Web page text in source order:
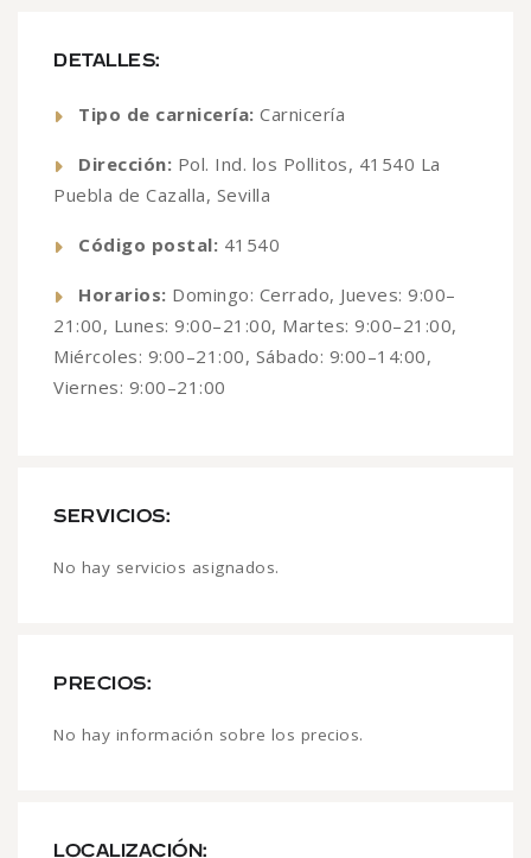
DETALLES:
Tipo de carnicería: Carnicería
Dirección: Pol. Ind. los Pollitos, 41540 La
Puebla de Cazalla, Sevilla
Código postal: 41540
Horarios: Domingo: Cerrado, Jueves: 9:00–
21:00, Lunes: 9:00–21:00, Martes: 9:00–21:00,
Miércoles: 9:00–21:00, Sábado: 9:00–14:00,
Viernes: 9:00–21:00
SERVICIOS:
No hay servicios asignados.
PRECIOS:
No hay información sobre los precios.
LOCALIZACIÓN: